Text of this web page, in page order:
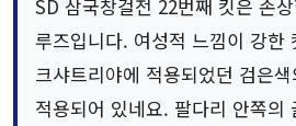
SD 삼국창걸전 22번째 킷은 손
루즈입니다. 여성적 느낌이 강한
크샤트리야에 적용되었던 검은
적용되어 있네요. 팔다리 안쪽의